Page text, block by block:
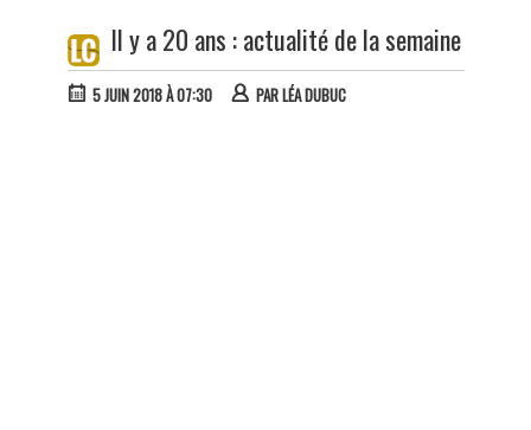
Il y a 20 ans : actualité de la semaine
5 JUIN 2018 À 07:30 PARLÉA DUBUC